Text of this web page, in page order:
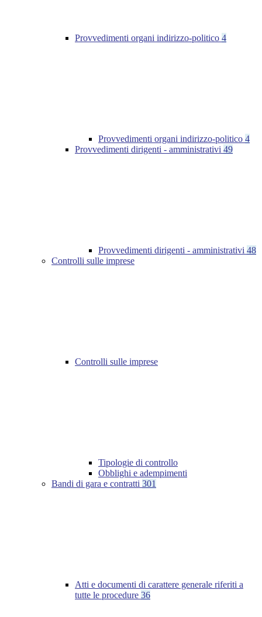
Provvedimenti organi indirizzo-politico 4
Provvedimenti organi indirizzo-politico 4
Provvedimenti dirigenti - amministrativi 49
Provvedimenti dirigenti - amministrativi 48
Controlli sulle imprese
Controlli sulle imprese
Tipologie di controllo
Obblighi e adempimenti
Bandi di gara e contratti 301
Atti e documenti di carattere generale riferiti a
tutte le procedure 36